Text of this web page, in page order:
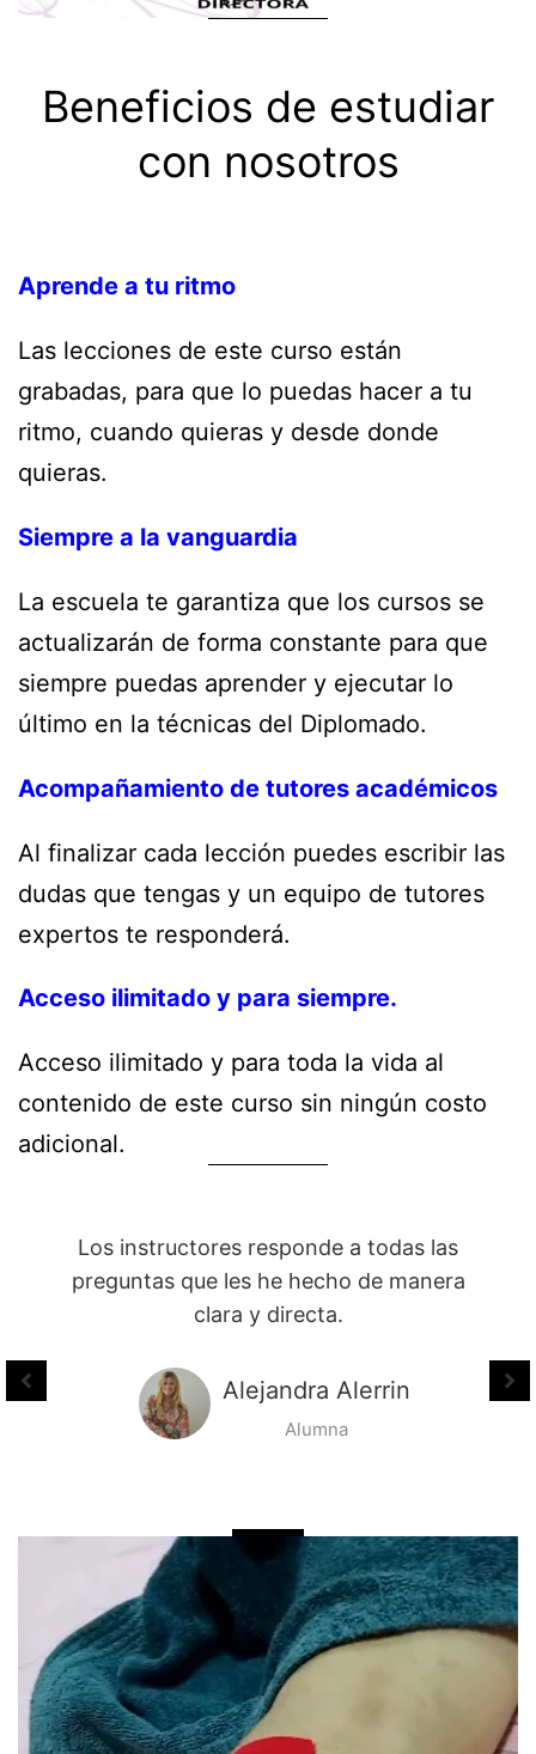
Beneficios de estudiar
con nosotros
Aprende a tu ritmo
Las lecciones de este curso están
grabadas, para que lo puedas hacer a tu
ritmo, cuando quieras y desde donde
quieras.
Siempre a la vanguardia
La escuela te garantiza que los cursos se
actualizarán de forma constante para que
siempre puedas aprender y ejecutar lo
último en la técnicas del Diplomado.
Acompañamiento de tutores académicos
Al finalizar cada lección puedes escribir las
dudas que tengas y un equipo de tutores
expertos te responderá.
Acceso ilimitado y para siempre.
Acceso ilimitado y para toda la vida al
contenido de este curso sin ningún costo
adicional.
Los cursos que ofrece el Diplomado están
enfocados en dar excelentes resultado en
las personas que atendemos.
Teresa Hernández
Alumna